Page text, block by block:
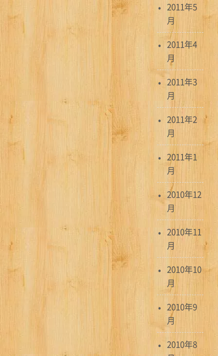
2011年5
月
2011年4
月
2011年3
月
2011年2
月
2011年1
月
2010年12
月
2010年11
月
2010年10
月
2010年9
月
2010年8